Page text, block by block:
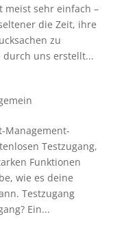
meist sehr einfach –
die Zeit, ihre
zu
durch uns erstellt...
Management-
Testzugang,
Funktionen
wie es deine
Testzugang
Ein...